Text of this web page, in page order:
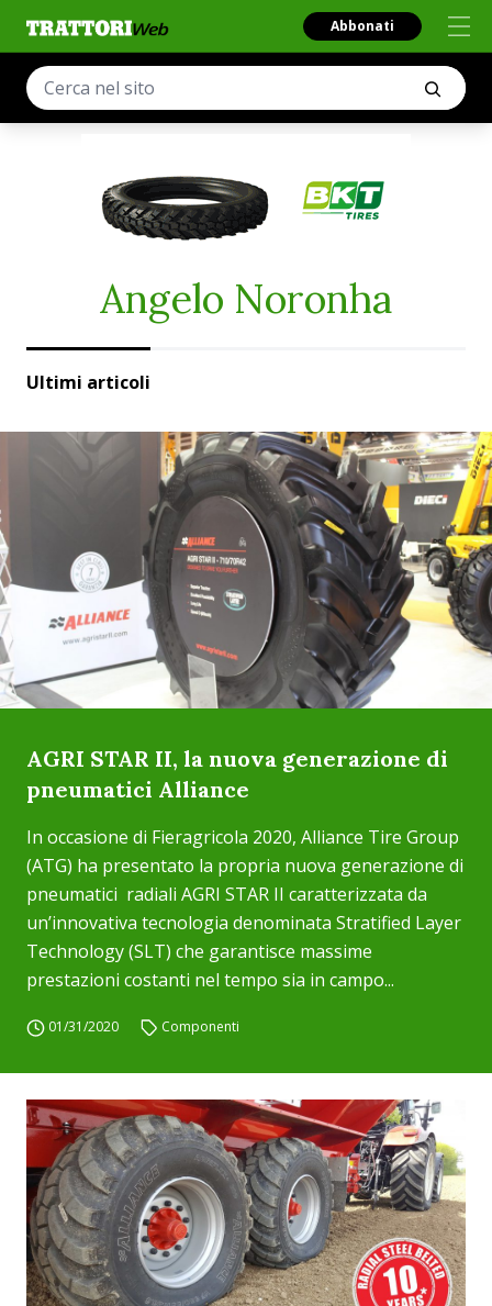
Abbonati
Angelo Noronha
Ultimi articoli
AGRI STAR II, la nuova generazione di
pneumatici Alliance
In occasione di Fieragricola 2020, Alliance Tire Group
(ATG) ha presentato la propria nuova generazione di
pneumatici radiali AGRI STAR II caratterizzata da
un’innovativa tecnologia denominata Stratified Layer
Technology (SLT) che garantisce massime
prestazioni costanti nel tempo sia in campo...
01/31/2020 Componenti